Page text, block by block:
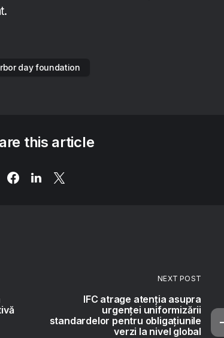
day foundation
this article
NEXT POST
IFC atrage atenția asupra
urgenței uniformizării
standardelor pentru obligațiunile
verzi la nivel global